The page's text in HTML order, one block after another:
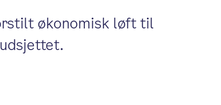
økonomisk løft til